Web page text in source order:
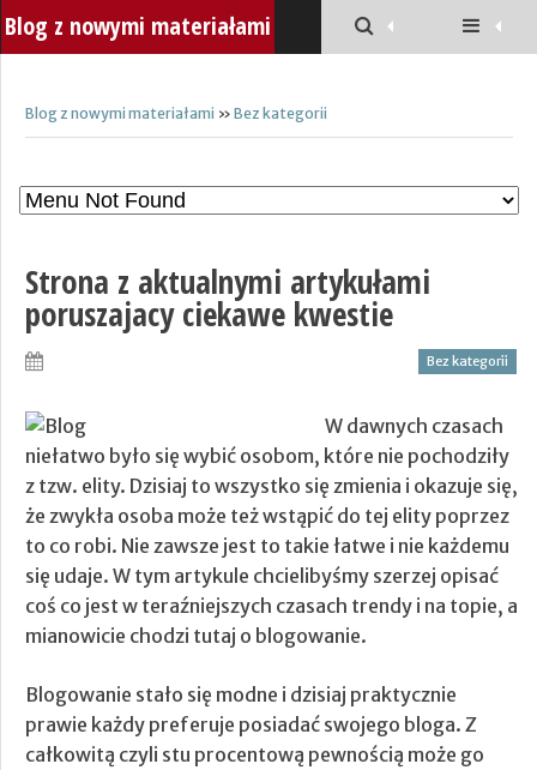
Blog z nowymi materiałami
Blog z nowymi materiałami » Bez kategorii
Strona z aktualnymi artykułami
poruszajacy ciekawe kwestie
Bez kategorii
W dawnych czasach
niełatwo było się wybić osobom, które nie pochodziły
z tzw. elity. Dzisiaj to wszystko się zmienia i okazuje się,
że zwykła osoba może też wstąpić do tej elity poprzez
to co robi. Nie zawsze jest to takie łatwe i nie każdemu
się udaje. W tym artykule chcielibyśmy szerzej opisać
coś co jest w teraźniejszych czasach trendy i na topie, a
mianowicie chodzi tutaj o blogowanie.
Blogowanie stało się modne i dzisiaj praktycznie
prawie każdy preferuje posiadać swojego bloga. Z
całkowitą czyli stu procentową pewnością może go